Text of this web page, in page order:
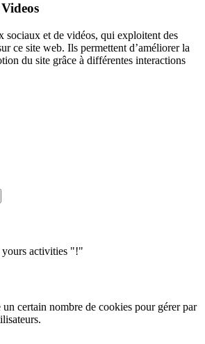
sociaux et de vidéos, qui exploitent des
ce site web. Ils permettent d’améliorer la
du site grâce à différentes interactions
yours activities "!"
certain nombre de cookies pour gérer par